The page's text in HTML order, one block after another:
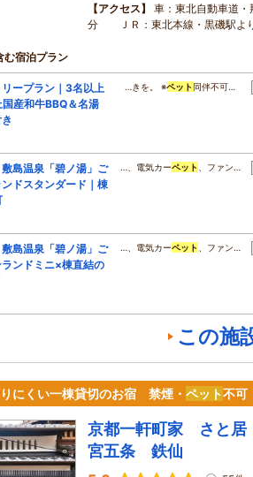
アクセス
車：東北自動車道
分 ＪＲ：東北本線・黒磯駅よ
む宿泊プラン
リープラン｜3名以上
産和牛BBQ＆名湯
…きを。 ※ペット 同伴不可…
敷島温泉「碧ノ湯」ご
ドスタンダード｜棟
…、電気カーペット 、ファン…
敷島温泉「碧ノ湯」ご
ンドミニ×棟直結の
…、電気カーペット 、ファン…
この施
にくい一棟貸切のお宿 禁煙・ ペット不可
京都一軒町家 さと居
宮五条 鉄仙